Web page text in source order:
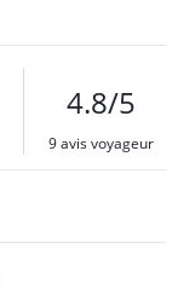
4.8/5
9 avis voyageur